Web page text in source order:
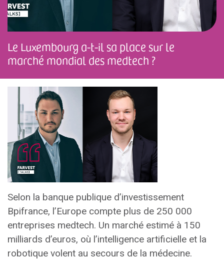
Le Luxembourg a-t-il sa place sur le
marché mondial des medtech ?
Selon la banque publique d’investissement
Bpifrance, l’Europe compte plus de 250 000
entreprises medtech. Un marché estimé à 150
milliards d’euros, où l’intelligence artificielle et la
robotique volent au secours de la médecine.